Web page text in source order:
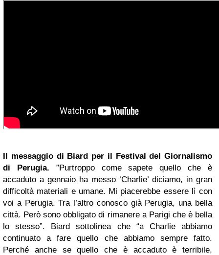
Il messaggio di Biard per il Festival del Giornalismo
di Perugia. ”Purtroppo come sapete quello che è
accaduto a gennaio ha messo ‘Charlie’ diciamo, in gran
difficoltà materiali e umane. Mi piacerebbe essere lì con
voi a Perugia. Tra l’altro conosco già Perugia, una bella
città. Però sono obbligato di rimanere a Parigi che è bella
lo stesso”. Biard sottolinea che “a Charlie abbiamo
continuato a fare quello che abbiamo sempre fatto.
Perché anche se quello che è accaduto è terribile,